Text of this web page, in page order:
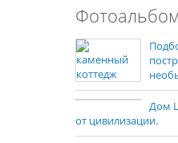
Дом
от цивилизации.